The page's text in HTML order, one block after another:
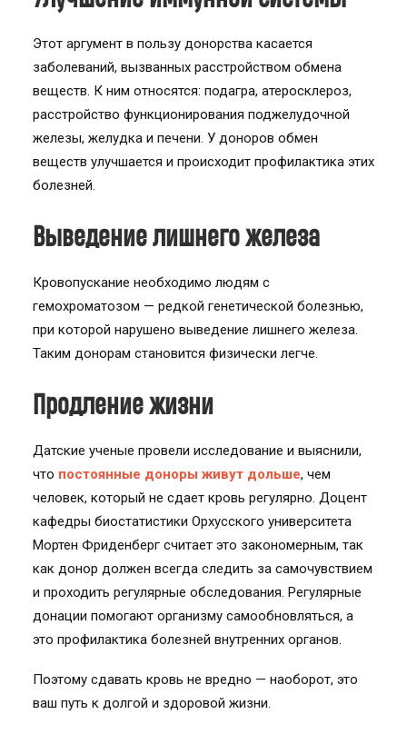
Этот аргумент в пользу донорства касается
заболеваний, вызванных расстройством обмена
веществ. К ним относятся: подагра, атеросклероз,
расстройство функционирования поджелудочной
железы, желудка и печени. У доноров обмен
веществ улучшается и происходит профилактика этих
болезней.
Выведение лишнего железа
Кровопускание необходимо людям с
гемохроматозом — редкой генетической болезнью,
при которой нарушено выведение лишнего железа.
Таким донорам становится физически легче.
Продление жизни
Датские ученые провели исследование и выяснили,
что постоянные доноры живут дольше, чем
человек, который не сдает кровь регулярно. Доцент
кафедры биостатистики Орхусского университета
Мортен Фриденберг считает это закономерным, так
как донор должен всегда следить за самочувствием
и проходить регулярные обследования. Регулярные
донации помогают организму самообновляться, а
это профилактика болезней внутренних органов.
Поэтому сдавать кровь не вредно — наоборот, это
ваш путь к долгой и здоровой жизни.